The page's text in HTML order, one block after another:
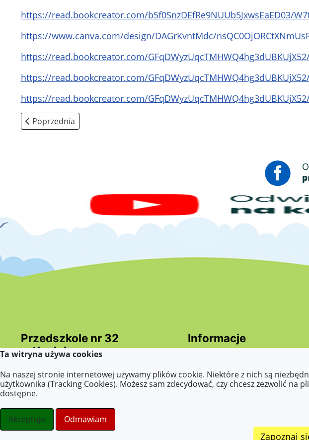
https://read.bookcreator.com/b5f0SnzDEfRe9NUUb5JxwsEaED03/
https://www.canva.com/design/DAGrKvntMdc/
https://read.bookcreator.com/
https://read.bookcreator.com/
https://read.bookcreator.com/
Poprzednia strona: Zielona Flaga
Poprzednia
Przedszkole nr 32
w Koninie
Wszelkie prawa zastrzeżone ©.
stronydlaoswaity.pl
Informacje
(ETR - Easy to read, Tekst
odczytywany maszynowo, raporty,
Ta witryna używa cookies
Na naszej stronie internetowej używamy plików cookie. Niektóre z nich są
użytkownika (Tracking Cookies). Możesz sam zdecydować, czy chcesz zezwolić
dostępne.
Akceptuje Odmawiam
Zapoznaj